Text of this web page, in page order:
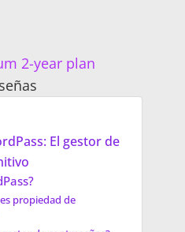
El gestor de
propiedad de